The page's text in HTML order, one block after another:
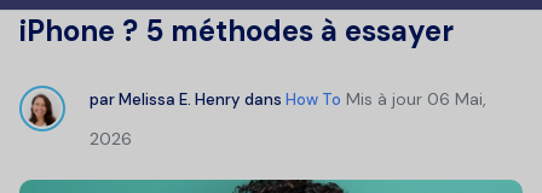
iPhone ? 5 méthodes à essayer
parMelissa E. Henry dans How To Mis à jour 06 Mai,
2026